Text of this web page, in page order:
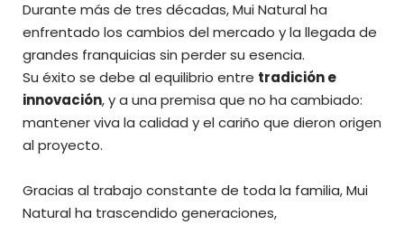
Durante más de tres décadas, Mui Natural ha
enfrentado los cambios del mercado y la llegada de
grandes franquicias sin perder su esencia.
Su éxito se debe al equilibrio entre tradición e
innovación, y a una premisa que no ha cambiado:
mantener viva la calidad y el cariño que dieron origen
al proyecto.
Gracias al trabajo constante de toda la familia, Mui
Natural ha trascendido generaciones,